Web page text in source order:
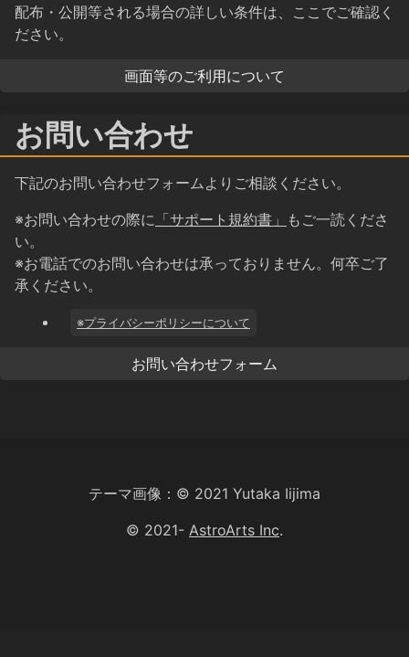
配布・公開等される場合の詳しい条件は、ここでご確認く
ださい。
画面等のご利用について
お問い合わせ
下記のお問い合わせフォームよりご相談ください。
※お問い合わせの際に 「サポート規約書」 もご一読くださ
い。
※お電話でのお問い合わせは承っておりません。何卒ご了
承ください。
※プライバシーポリシーについて
お問い合わせフォーム
テーマ画像：© 2021 Yutaka Iijima
© 2021- AstroArts Inc.